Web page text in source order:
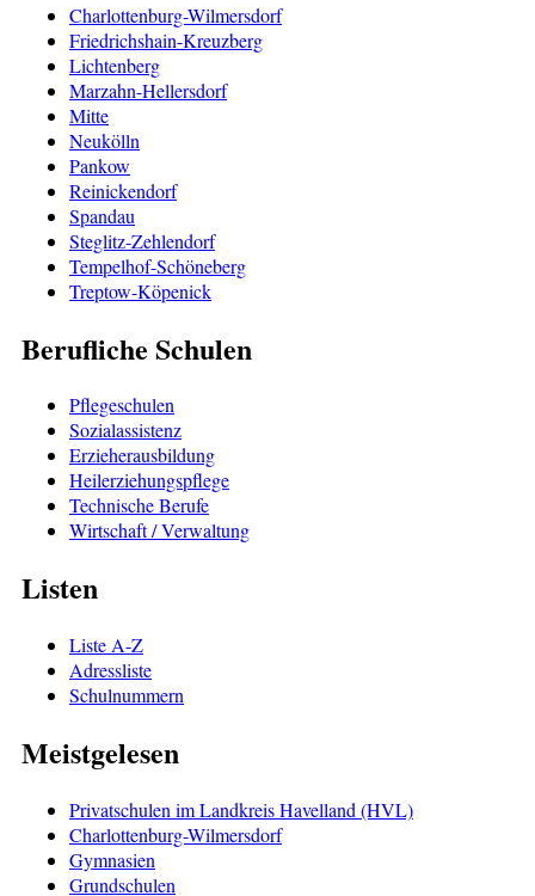
Charlottenburg-Wilmersdorf
Friedrichshain-Kreuzberg
Lichtenberg
Marzahn-Hellersdorf
Mitte
Neukölln
Pankow
Reinickendorf
Spandau
Steglitz-Zehlendorf
Tempelhof-Schöneberg
Treptow-Köpenick
Berufliche Schulen
Pflegeschulen
Sozialassistenz
Erzieherausbildung
Heilerziehungspflege
Technische Berufe
Wirtschaft / Verwaltung
Listen
Liste A-Z
Adressliste
Schulnummern
Meistgelesen
Privatschulen im Landkreis Havelland (HVL)
Charlottenburg-Wilmersdorf
Gymnasien
Grundschulen